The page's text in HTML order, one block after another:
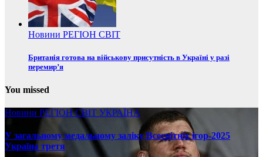
Новини РЕГІОН СВІТ
Британія готова на військову присутність в Україні у разі
перемир’я
You missed
Новини РЕГІОНСВІТ УКРАЇНА
У загальному медальному заліку Всесвітніх ігор-2025
Україна третя